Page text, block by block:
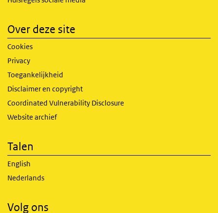
Over deze site
Cookies
Privacy
Toegankelijkheid
Disclaimer en copyright
Coordinated Vulnerability Disclosure
Website archief
Talen
English
Nederlands
Volg ons